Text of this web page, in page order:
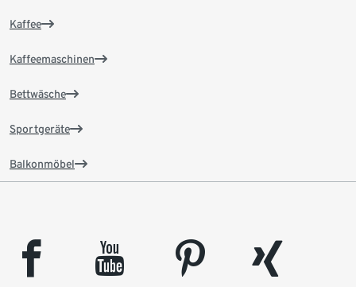
Kaffee
Kaffeemaschinen
Bettwäsche
Sportgeräte
Balkonmöbel
facebook youtube pinterest
xing